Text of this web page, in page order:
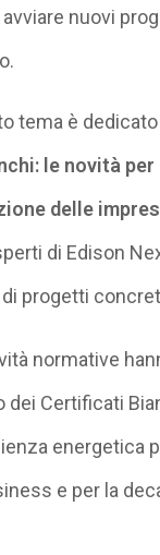
nuovi
tema è dedicato
le novità per
delle
di Edison
progetti
normative
dei Certificati
energetica
e per la